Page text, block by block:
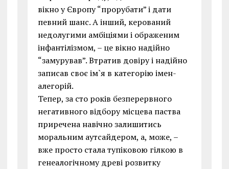
вікно у Європу “прорубати” і дати
певний шанс. А інший, керований
недолугими амбіціями і ображеним
інфантілізмом, – це вікно надійно
“замурував”. Втратив довіру і надійно
записав своє ім`я в категорію імен-
алегорій.
Тепер, за сто років безперервного
негативного відбору місцева паства
приречена навічно залишитись
моральним аутсайдером, а, може, –
вже просто стала тупіковою гілкою в
генеалогічному древі розвитку